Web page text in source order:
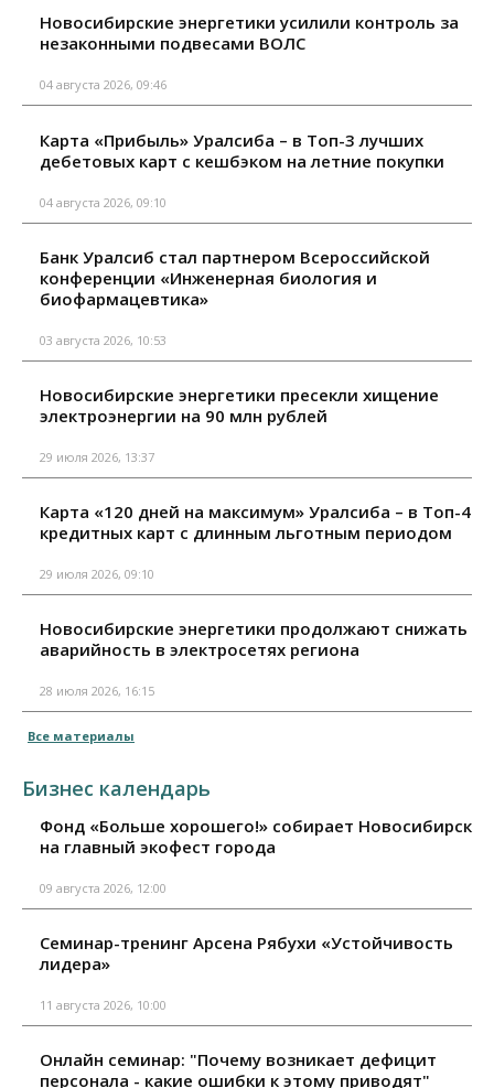
Новосибирские энергетики усилили контроль за
незаконными подвесами ВОЛС
04 августа 2026, 09:46
Карта «Прибыль» Уралсиба – в Топ-3 лучших
дебетовых карт с кешбэком на летние покупки
04 августа 2026, 09:10
Банк Уралсиб стал партнером Всероссийской
конференции «Инженерная биология и
биофармацевтика»
03 августа 2026, 10:53
Новосибирские энергетики пресекли хищение
электроэнергии на 90 млн рублей
29 июля 2026, 13:37
Карта «120 дней на максимум» Уралсиба – в Топ-4
кредитных карт с длинным льготным периодом
29 июля 2026, 09:10
Новосибирские энергетики продолжают снижать
аварийность в электросетях региона
28 июля 2026, 16:15
Все материалы
Бизнес календарь
Фонд «Больше хорошего!» собирает Новосибирск
на главный экофест города
09 августа 2026, 12:00
Семинар-тренинг Арсена Рябухи «Устойчивость
лидера»
11 августа 2026, 10:00
Онлайн семинар: "Почему возникает дефицит
персонала - какие ошибки к этому приводят"